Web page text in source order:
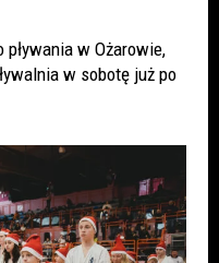
w Ożarowie,
w sobotę już po